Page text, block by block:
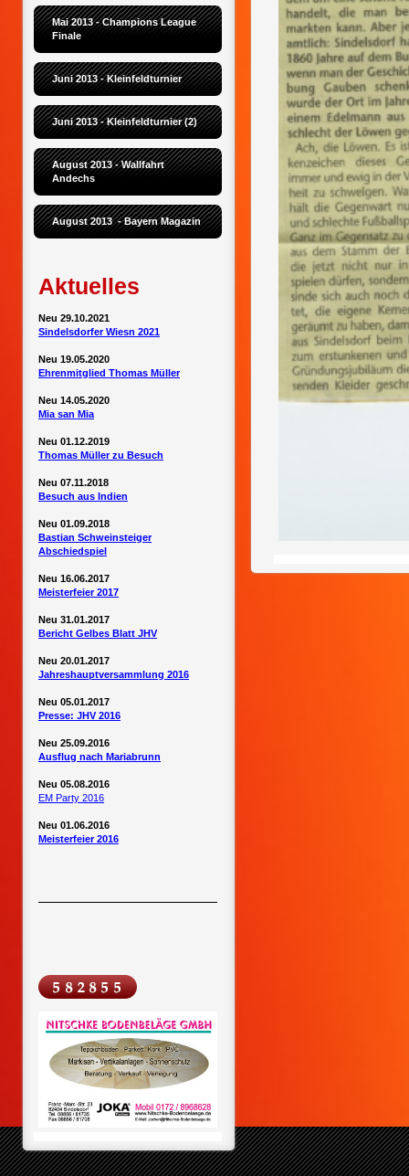
Mai 2013 - Champions League
Finale
Juni 2013 - Kleinfeldturnier
Juni 2013 - Kleinfeldturnier (2)
August 2013 - Wallfahrt
Andechs
August 2013  - Bayern Magazin
Aktuelles
Neu 29.10.2021
Sindelsdorfer Wiesn 2021
Neu 19.05.2020
Ehrenmitglied Thomas Müller
Neu 14.05.2020
Mia san Mia
Neu 01.12.2019
Thomas Müller zu Besuch
Neu 07.11.2018
Besuch aus Indien
Neu 01.09.2018
Bastian Schweinsteiger
Abschiedspiel
Neu 16.06.2017
Meisterfeier 2017
Neu 31.01.2017
Bericht Gelbes Blatt JHV
Neu 20.01.2017
Jahreshauptversammlung 2016
Neu 05.01.2017
Presse: JHV 2016
Neu 25.09.2016
Ausflug nach Mariabrunn
Neu 05.08.2016
EM Party 2016
Neu 01.06.2016
Meisterfeier 2016